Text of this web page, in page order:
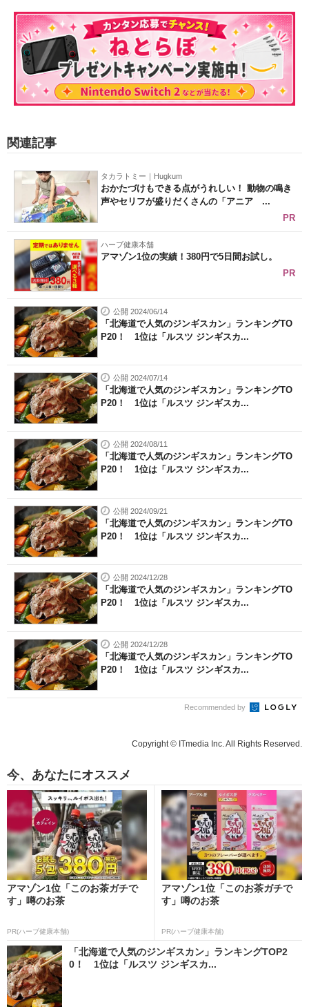
関連記事
タカラトミー｜Hugkum
おかたづけもできる点がうれしい！ 動物の鳴き
声やセリフが盛りだくさんの「アニア ...
PR
ハーブ健康本舗
アマゾン1位の実績！380円で5日間お試し。
PR
公開 2024/06/14
「北海道で人気のジンギスカン」ランキングTO
P20！ 1位は「ルスツ ジンギスカ...
公開 2024/07/14
「北海道で人気のジンギスカン」ランキングTO
P20！ 1位は「ルスツ ジンギスカ...
公開 2024/08/11
「北海道で人気のジンギスカン」ランキングTO
P20！ 1位は「ルスツ ジンギスカ...
公開 2024/09/21
「北海道で人気のジンギスカン」ランキングTO
P20！ 1位は「ルスツ ジンギスカ...
公開 2024/12/28
「北海道で人気のジンギスカン」ランキングTO
P20！ 1位は「ルスツ ジンギスカ...
公開 2024/12/28
「北海道で人気のジンギスカン」ランキングTO
P20！ 1位は「ルスツ ジンギスカ...
Recommended by
Copyright © ITmedia Inc. All Rights Reserved.
今、あなたにオススメ
アマゾン1位「このお茶ガチで
す」噂のお茶
PR(ハーブ健康本舗)
アマゾン1位「このお茶ガチで
す」噂のお茶
PR(ハーブ健康本舗)
「北海道で人気のジンギスカン」ランキングTOP2
0！ 1位は「ルスツ ジンギスカ...